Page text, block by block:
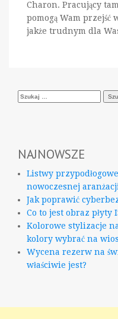
Charon. Pracujący
pomogą Wam przejść
jakże trudnym dla
Szukaj:
NAJNOWSZE
Listwy
nowoczesnej
Jak poprawić
Co to jest obraz płyty
Kolorowe stylizacje
kolory wybrać na
Wycena rezerw na
właściwie jest?